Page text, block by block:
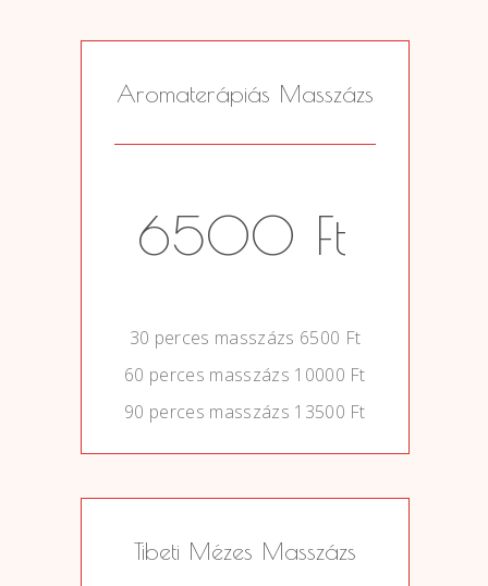
Aromaterápiás Masszázs
6500 Ft
30 perces masszázs 6500 Ft
60 perces masszázs 10000 Ft
90 perces masszázs 13500 Ft
Tibeti Mézes Masszázs